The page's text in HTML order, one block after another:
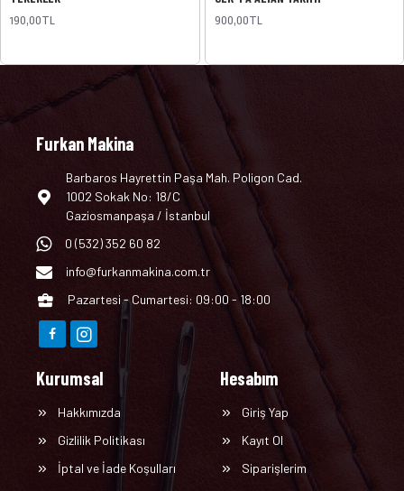
190,00TL 900,00TL
Furkan Makina
Barbaros Hayrettin Paşa Mah. Poligon Cad.
1002 Sokak No: 18/C
Gaziosmanpaşa / İstanbul
0 (532) 352 60 82
info@furkanmakina.com.tr
Pazartesi - Cumartesi: 09:00 - 18:00
Kurumsal
Hakkımızda
Gizlilik Politikası
İptal ve İade Koşulları
Hesabım
Giriş Yap
Kayıt Ol
Siparişlerim